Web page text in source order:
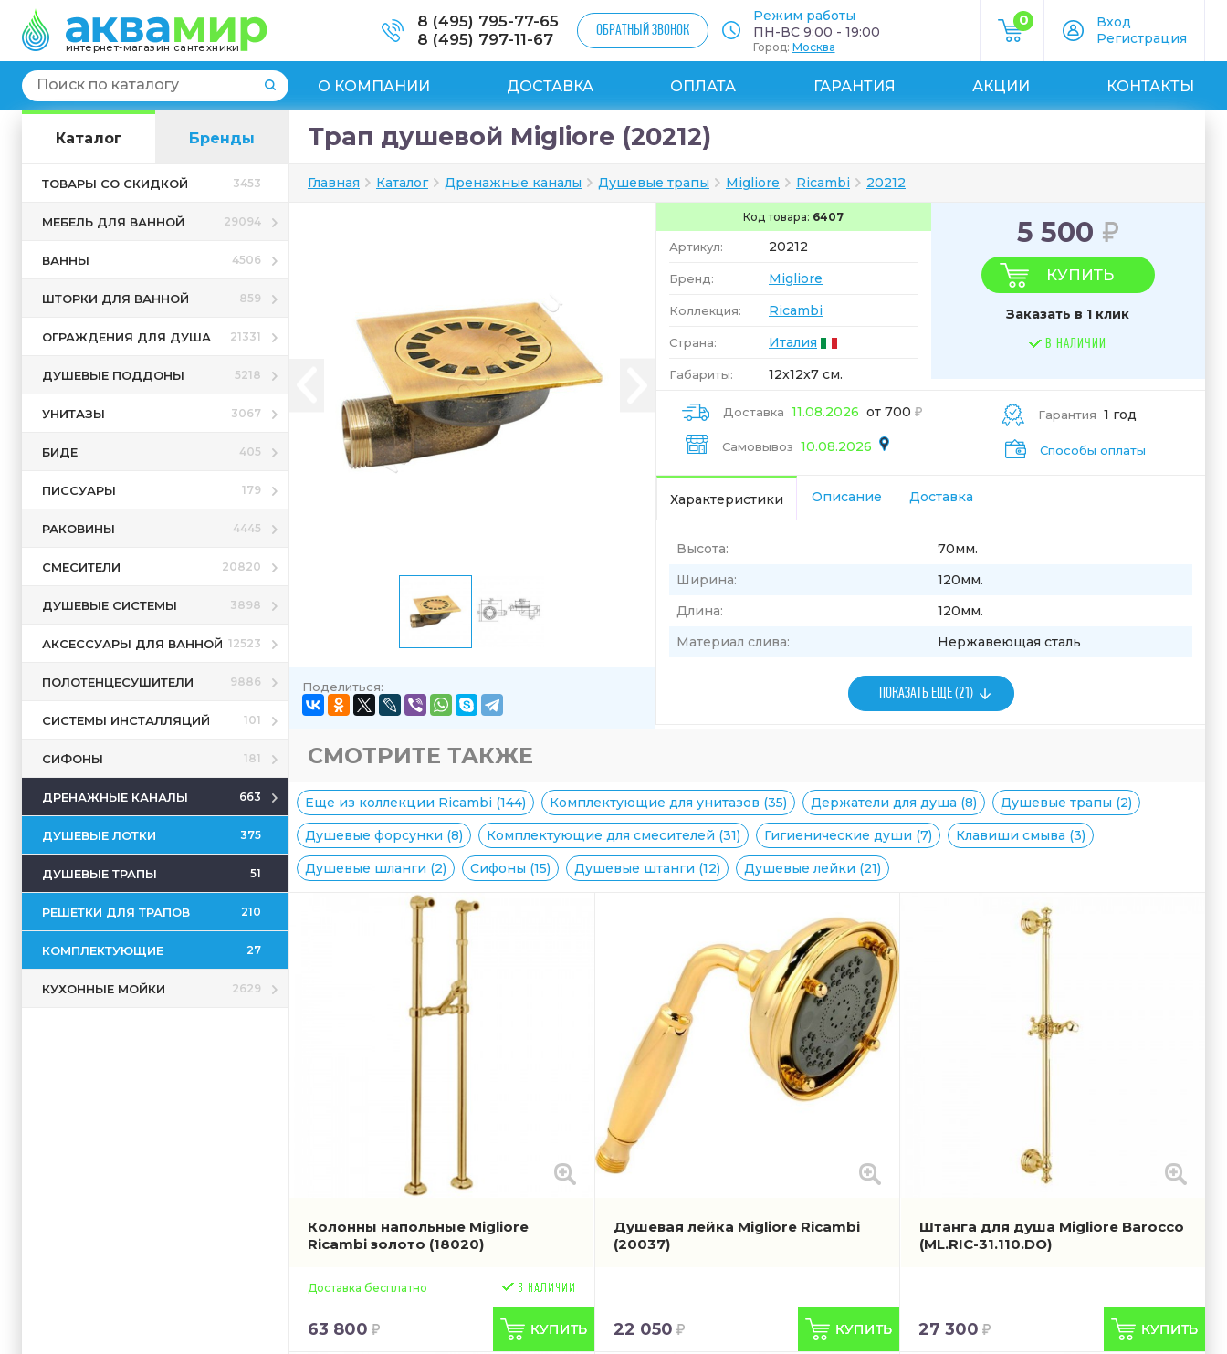
интернет-магазин сантехники
8 (495) 795-77-65
8 (495) 797-11-67
ОБРАТНЫЙ ЗВОНОК
Режим работы
ПН-ВС 9:00 - 19:00
Город: Москва
0
Вход
Регистрация
О КОМПАНИИ ДОСТАВКА ОПЛАТА ГАРАНТИЯ АКЦИИ КОНТАКТЫ
Каталог Бренды
ТОВАРЫ СО СКИДКОЙ 3453
МЕБЕЛЬ ДЛЯ ВАННОЙ 29094
ВАННЫ 4506
ШТОРКИ ДЛЯ ВАННОЙ 859
ОГРАЖДЕНИЯ ДЛЯ ДУША 21331
ДУШЕВЫЕ ПОДДОНЫ 5218
УНИТАЗЫ 3067
БИДЕ 405
ПИССУАРЫ 179
РАКОВИНЫ 4445
СМЕСИТЕЛИ 20820
ДУШЕВЫЕ СИСТЕМЫ 3898
АКСЕССУАРЫ ДЛЯ ВАННОЙ 12523
ПОЛОТЕНЦЕСУШИТЕЛИ 9886
СИСТЕМЫ ИНСТАЛЛЯЦИЙ 101
СИФОНЫ 181
ДРЕНАЖНЫЕ КАНАЛЫ 663
ДУШЕВЫЕ ЛОТКИ 375
ДУШЕВЫЕ ТРАПЫ 51
РЕШЕТКИ ДЛЯ ТРАПОВ 210
КОМПЛЕКТУЮЩИЕ 27
КУХОННЫЕ МОЙКИ 2629
Трап душевой Migliore (20212)
Главная Каталог Дренажные каналы Душевые трапы Migliore Ricambi 20212
Поделиться:
Код товара: 6407
Артикул: 20212
Бренд: Migliore
Коллекция: Ricambi
Страна: Италия
Габариты: 12x12x7 см.
5 500
КУПИТЬ
Заказать в 1 клик
В НАЛИЧИИ
Доставка 11.08.2026 от 700
Самовывоз 10.08.2026
Гарантия 1 год
Способы оплаты
Характеристики Описание Доставка
Высота:
70мм.
Ширина:
120мм.
Длина:
120мм.
Материал слива:
Нержавеющая сталь
ПОКАЗАТЬ ЕЩЕ (21)
СМОТРИТЕ ТАКЖЕ
Еще из коллекции Ricambi (144) Комплектующие для унитазов (35) Держатели для душа (8)
Душевые трапы (2)
Душевые форсунки (8)
Комплектующие для смесителей (31) Гигиенические души (7)
Клавиши смыва (3)
Душевые шланги (2)
Сифоны (15) Душевые штанги (12) Душевые лейки (21)
Колонны напольные Migliore
Ricambi золото (18020)
Доставка бесплатно
63 800
Душевая лейка Migliore Ricambi
(20037)
22 050
Штанга для душа Migliore Barocco
(ML.RIC-31.110.DO)
27 300